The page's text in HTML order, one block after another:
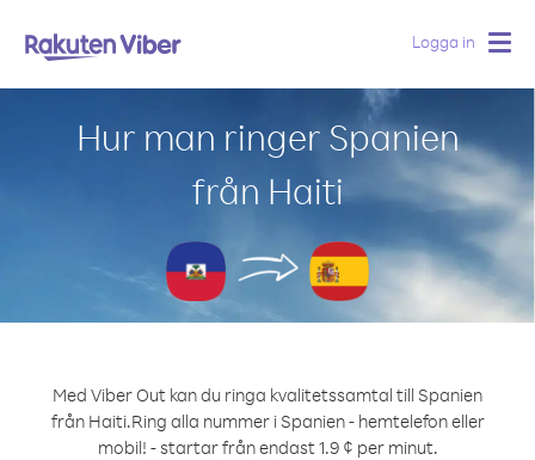
Logga in
Hur man ringer Spanien
från Haiti
Med Viber Out kan du ringa kvalitetssamtal till Spanien
från Haiti.Ring alla nummer i Spanien - hemtelefon eller
mobil! - startar från endast 1.9 ¢ per minut.